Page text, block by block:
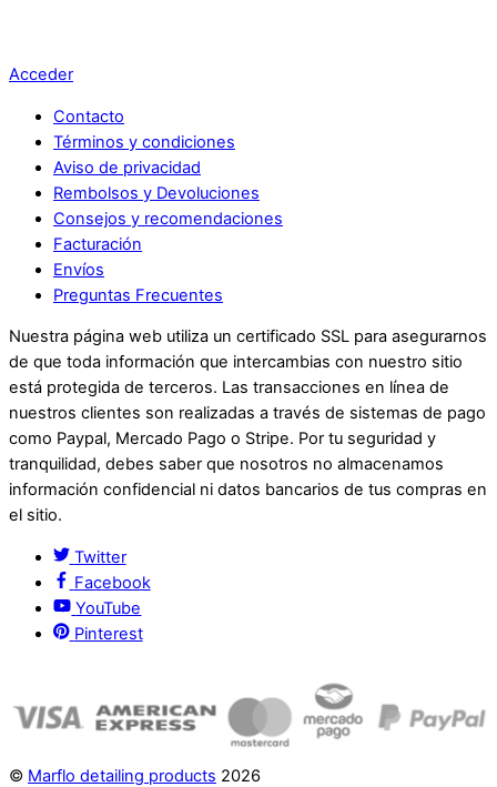
Acceder
Contacto
Términos y condiciones
Aviso de privacidad
Rembolsos y Devoluciones
Consejos y recomendaciones
Facturación
Envíos
Preguntas Frecuentes
Nuestra página web utiliza un certificado SSL para asegurarnos
de que toda información que intercambias con nuestro sitio
está protegida de terceros. Las transacciones en línea de
nuestros clientes son realizadas a través de sistemas de pago
como Paypal, Mercado Pago o Stripe. Por tu seguridad y
tranquilidad, debes saber que nosotros no almacenamos
información confidencial ni datos bancarios de tus compras en
el sitio.
Twitter
Facebook
YouTube
Pinterest
© Marflo detailing products 2026